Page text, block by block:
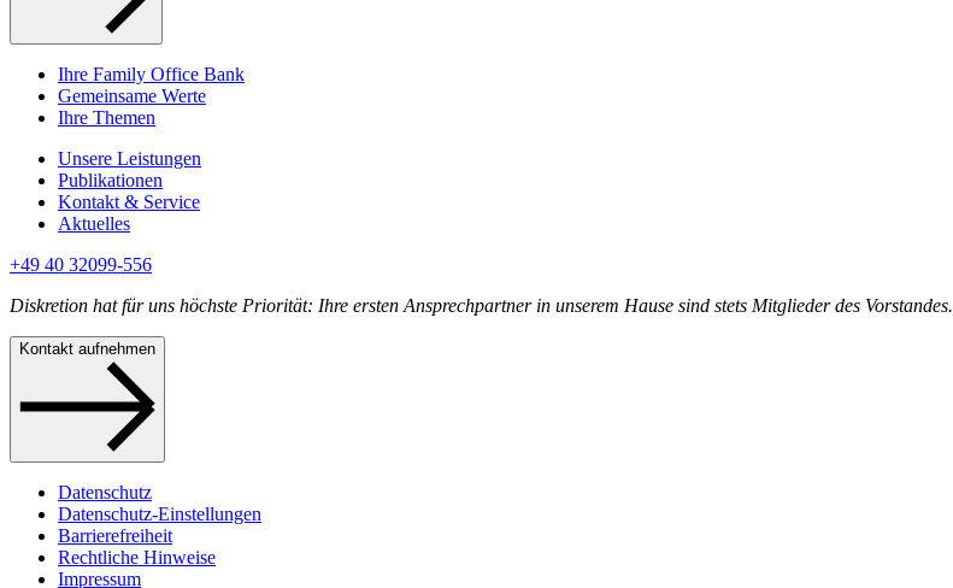
Ihre Family Office Bank
Gemeinsame Werte
Ihre Themen
Unsere Leistungen
Publikationen
Kontakt & Service
Aktuelles
+49 40 32099-556
Diskretion hat für uns höchste Priorität: Ihre ersten Ansprechpartner in unserem Hause sind stets Mitglieder des Vorstandes.
Kontakt aufnehmen
Datenschutz
Datenschutz-Einstellungen
Barrierefreiheit
Rechtliche Hinweise
Impressum